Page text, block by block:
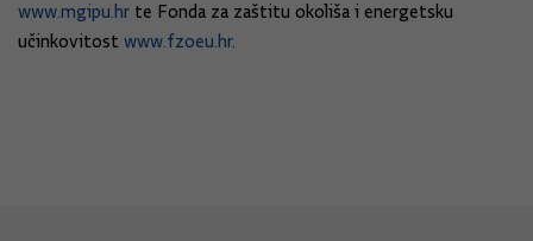
www.mgipu.hr te Fonda za zaštitu okoliša i energetsku
učinkovitost www.fzoeu.hr.